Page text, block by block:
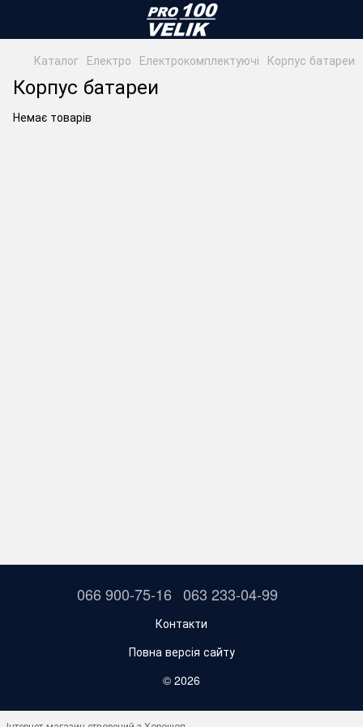
Каталог Електро Електрокомплектуючі Корпус батареи
Корпус батареи
Немає товарів
066 900-75-16 063 233-04-99
Контакти
Повна версія сайту
© 2026